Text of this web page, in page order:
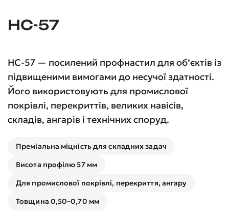
НС-57
НС-57 — посилений профнастил для об’єктів із
підвищеними вимогами до несучої здатності.
Його використовують для промислової
покрівлі, перекриттів, великих навісів,
складів, ангарів і технічних споруд.
Преміальна міцність для складних задач
Висота профілю 57 мм
Для промислової покрівлі, перекриття, ангару
Товщина 0,50–0,70 мм